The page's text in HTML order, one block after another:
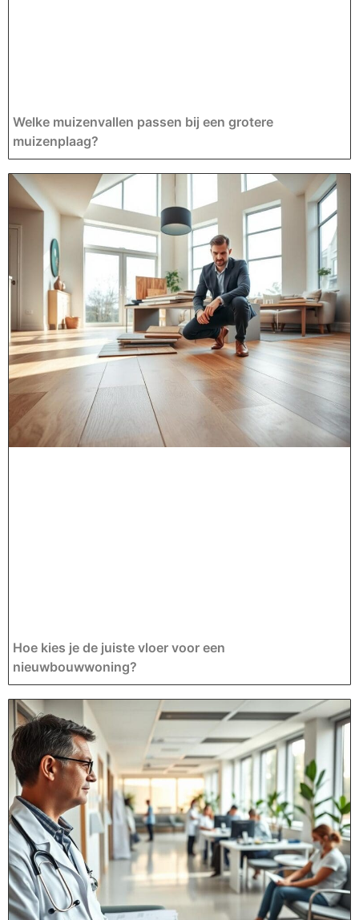
Welke muizenvallen passen bij een grotere
muizenplaag?
Hoe kies je de juiste vloer voor een
nieuwbouwwoning?